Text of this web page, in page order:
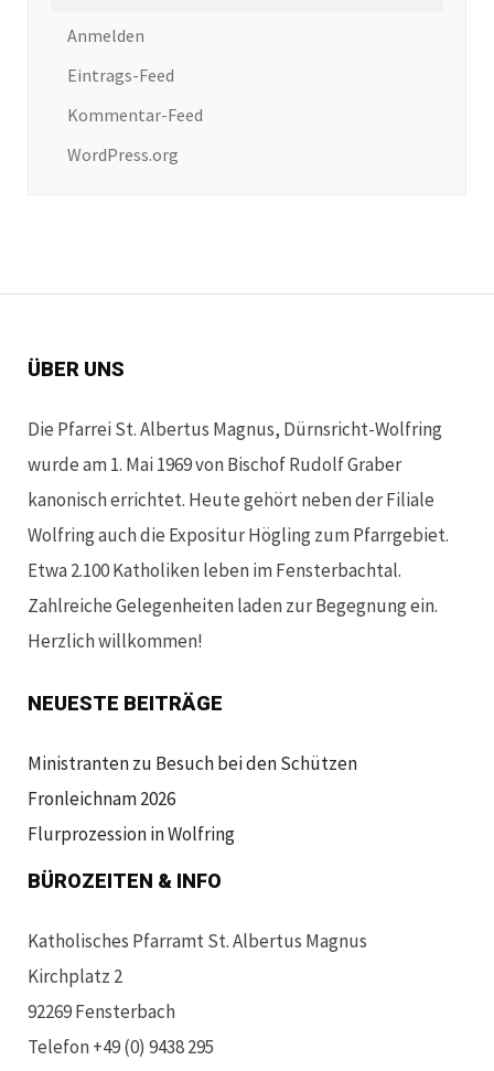
Anmelden
Eintrags-Feed
Kommentar-Feed
WordPress.org
ÜBER UNS
Die Pfarrei St. Albertus Magnus, Dürnsricht-Wolfring
wurde am 1. Mai 1969 von Bischof Rudolf Graber
kanonisch errichtet. Heute gehört neben der Filiale
Wolfring auch die Expositur Högling zum Pfarrgebiet.
Etwa 2.100 Katholiken leben im Fensterbachtal.
Zahlreiche Gelegenheiten laden zur Begegnung ein.
Herzlich willkommen!
NEUESTE BEITRÄGE
Ministranten zu Besuch bei den Schützen
Fronleichnam 2026
Flurprozession in Wolfring
BÜROZEITEN & INFO
Katholisches Pfarramt St. Albertus Magnus
Kirchplatz 2
92269 Fensterbach
Telefon +49 (0) 9438 295